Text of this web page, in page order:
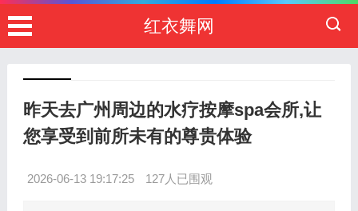
红衣舞网
昨天去广州周边的水疗按摩spa会所,让
您享受到前所未有的尊贵体验
2026-06-13 19:17:25 127人已围观